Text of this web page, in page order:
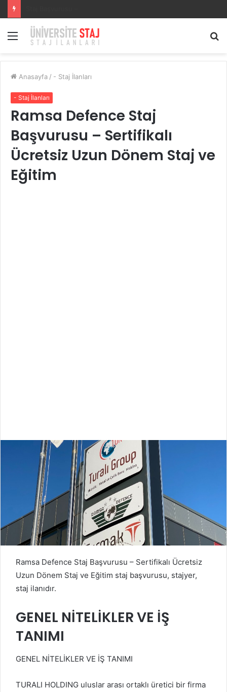
Menü
Anasayfa / - Staj İlanları
- Staj İlanları
Ramsa Defence Staj
Başvurusu – Sertifikalı
Ücretsiz Uzun Dönem Staj ve
Eğitim
Ramsa Defence Staj Başvurusu – Sertifikalı Ücretsiz
Uzun Dönem Staj ve Eğitim staj başvurusu, stajyer,
staj ilanıdır.
GENEL NİTELİKLER VE İŞ
TANIMI
GENEL NİTELİKLER VE İŞ TANIMI
TURALI HOLDING uluslar arası ortaklı üretici bir firma